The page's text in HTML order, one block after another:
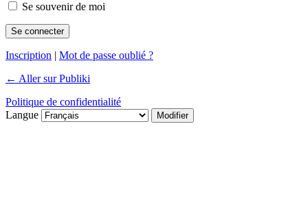
Se souvenir de moi
Inscription | Mot de passe oublié ?
← Aller sur Publiki
Politique de confidentialité
Langue